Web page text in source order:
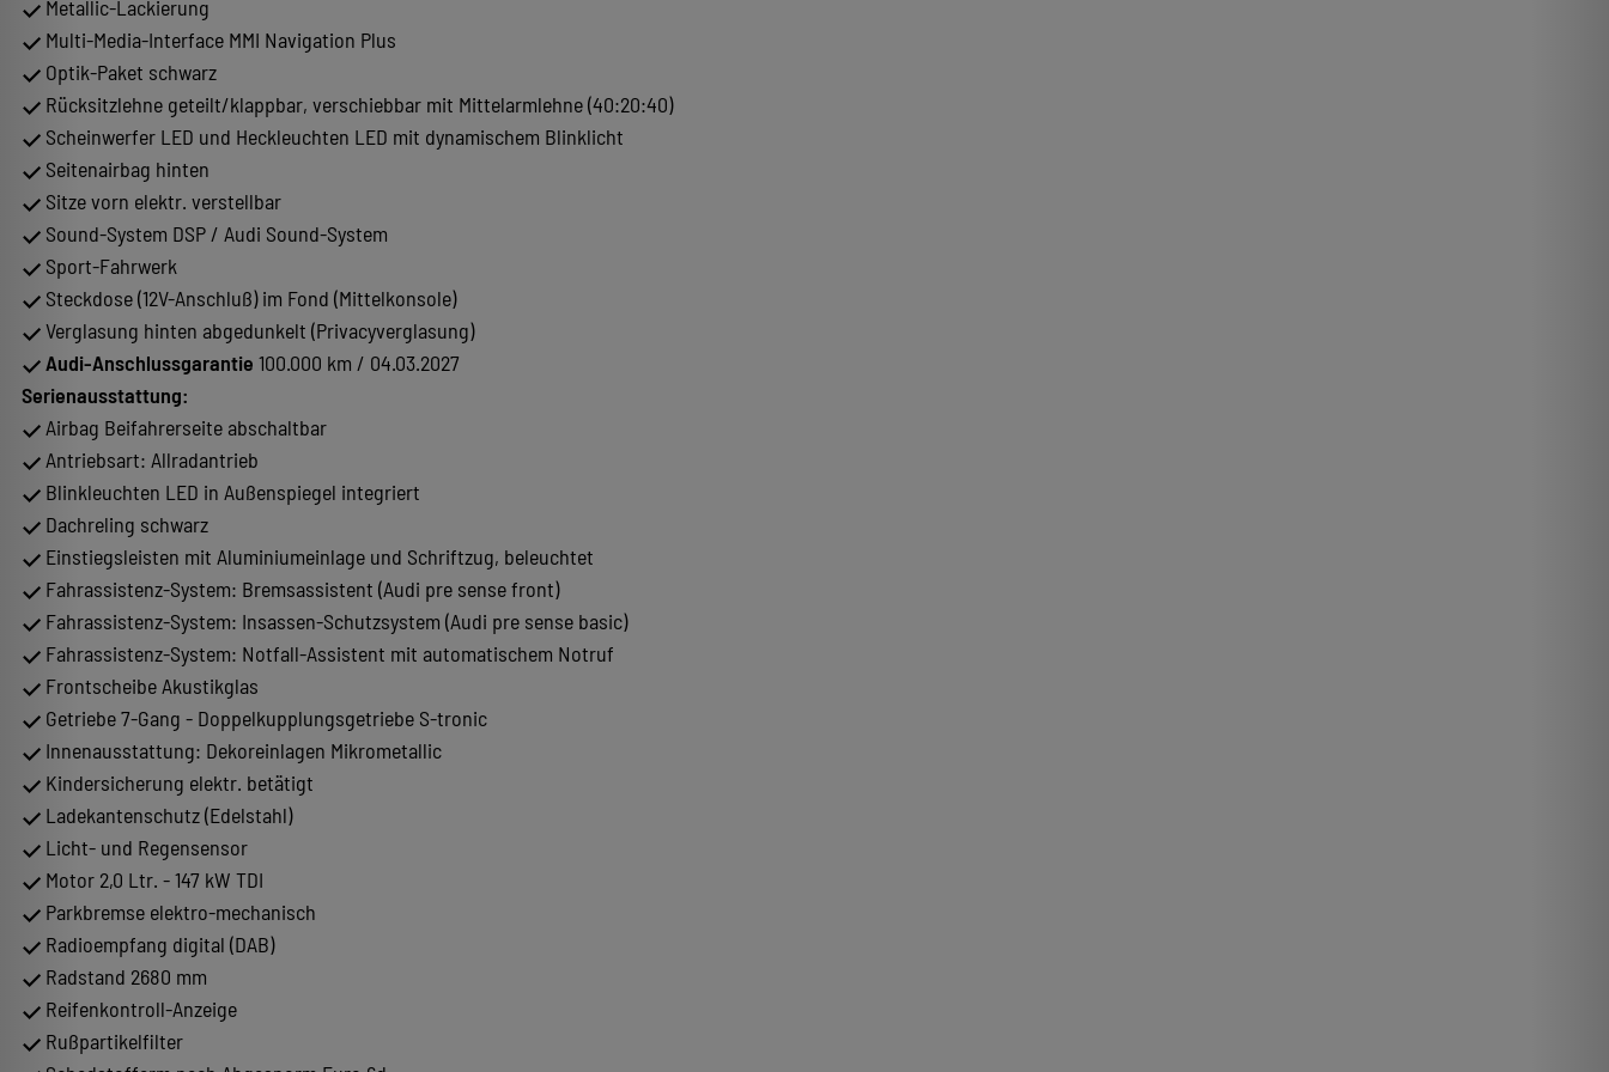
Metallic-Lackierung
Multi-Media-Interface MMI Navigation Plus
Optik-Paket schwarz
Rücksitzlehne geteilt/klappbar, verschiebbar mit Mittelarmlehne (40:20:40)
Scheinwerfer LED und Heckleuchten LED mit dynamischem Blinklicht
Seitenairbag hinten
Sitze vorn elektr. verstellbar
Sound-System DSP / Audi Sound-System
Sport-Fahrwerk
Steckdose (12V-Anschluß) im Fond (Mittelkonsole)
Verglasung hinten abgedunkelt (Privacyverglasung)
Audi-Anschlussgarantie 100.000 km / 04.03.2027
Serienausstattung:
Airbag Beifahrerseite abschaltbar
Antriebsart: Allradantrieb
Blinkleuchten LED in Außenspiegel integriert
Dachreling schwarz
Einstiegsleisten mit Aluminiumeinlage und Schriftzug, beleuchtet
Fahrassistenz-System: Bremsassistent (Audi pre sense front)
Fahrassistenz-System: Insassen-Schutzsystem (Audi pre sense basic)
Fahrassistenz-System: Notfall-Assistent mit automatischem Notruf
Frontscheibe Akustikglas
Getriebe 7-Gang - Doppelkupplungsgetriebe S-tronic
Innenausstattung: Dekoreinlagen Mikrometallic
Kindersicherung elektr. betätigt
Ladekantenschutz (Edelstahl)
Licht- und Regensensor
Motor 2,0 Ltr. - 147 kW TDI
Parkbremse elektro-mechanisch
Radioempfang digital (DAB)
Radstand 2680 mm
Reifenkontroll-Anzeige
Rußpartikelfilter